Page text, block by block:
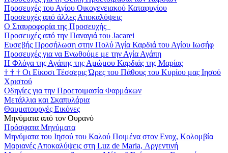
Προσευχές του Αγίου Οικογενειακού Καταφυγίου
Προσευχές από άλλες Αποκαλύψεις
Ο Σταυροφορία της Προσευχής
Προσευχές από την Παναγιά του Jacarei
Ευσεβής Προσήλωση στην Πολύ Άγία Καρδιά του Αγίου Ιωσήφ
Προσευχές για να Ενωθούμε με την Αγία Αγάπη
Η Φλόγα της Αγάπης της Αμώμου Καρδιάς της Μαρίας
† † † Οι Είκοσι Τέσσερις Ώρες του Πάθους του Κυρίου μας Ιησού
Χριστού
Οδηγίες για την Προετοιμασία Φαρμάκων
Μετάλλια και Σκαπυλάρια
Θαυματουργές Εικόνες
Μηνύματα από τον Ουρανό
Πρόσφατα Μηνύματα
Μηνύματα του Ιησού του Καλού Ποιμένα στον Ενοχ, Κολομβία
Μαριανές Αποκαλύψεις στη Luz de Maria, Αργεντινή